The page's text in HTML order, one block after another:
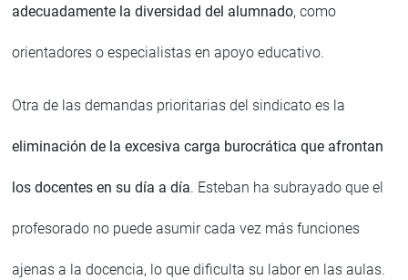
adecuadamente la diversidad del alumnado, como
orientadores o especialistas en apoyo educativo.
Otra de las demandas prioritarias del sindicato es la
eliminación de la excesiva carga burocrática que afrontan
los docentes en su día a día. Esteban ha subrayado que el
profesorado no puede asumir cada vez más funciones
ajenas a la docencia, lo que dificulta su labor en las aulas.